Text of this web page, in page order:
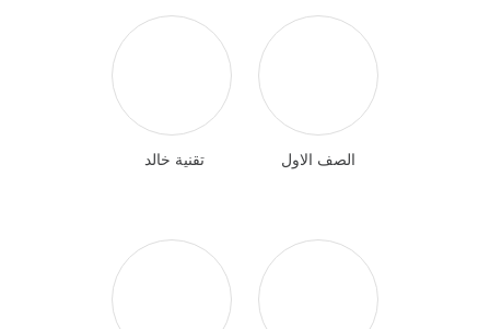
الصف الاول تقنية خالد